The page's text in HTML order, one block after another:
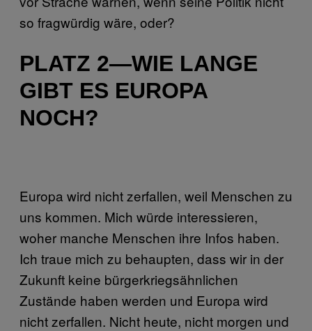
so fragwürdig wäre, oder?
PLATZ 2—WIE LANGE
GIBT ES EUROPA
NOCH?
Europa wird nicht zerfallen, weil Menschen zu
uns kommen. Mich würde interessieren,
woher manche Menschen ihre Infos haben.
Ich traue mich zu behaupten, dass wir in der
Zukunft keine bürgerkriegsähnlichen
Zustände haben werden und Europa wird
nicht zerfallen. Nicht heute, nicht morgen und